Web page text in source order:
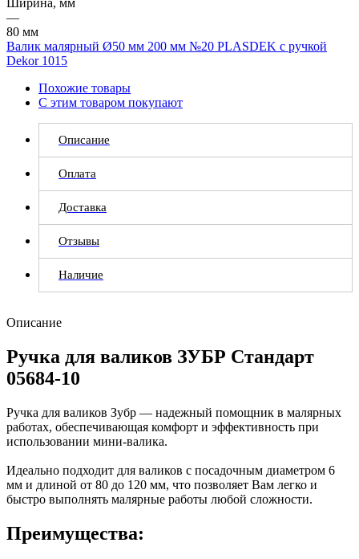
—
80 мм
Валик малярный Ø50 мм 200 мм №20 PLASDEK с ручкой
Dekor 1015
Похожие товары
С этим товаром покупают
Описание
Оплата
Доставка
Отзывы
Наличие
Описание
Ручка для валиков ЗУБР Стандарт
05684-10
Ручка для валиков Зубр — надежный помощник в малярных
работах, обеспечивающая комфорт и эффективность при
использовании мини-валика.
Идеально подходит для валиков с посадочным диаметром 6
мм и длиной от 80 до 120 мм, что позволяет Вам легко и
быстро выполнять малярные работы любой сложности.
Преимущества: